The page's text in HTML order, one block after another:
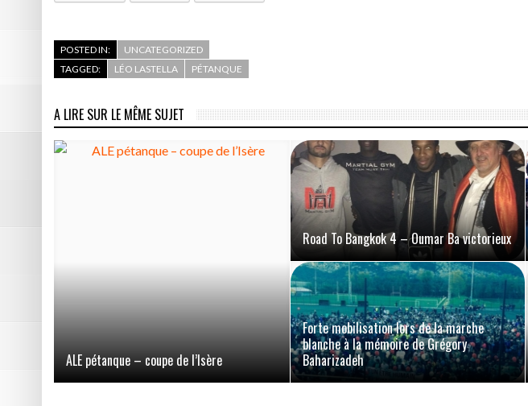
POSTED IN:
UNCATEGORIZED
TAGGED:
LÉO LASTELLA PÉTANQUE
A LIRE SUR LE MÊME SUJET
ALE pétanque – coupe de l’Isère
Road To Bangkok 4 – Oumar Ba victorieux
Forte mobilisation lors de la marche
blanche à la mémoire de Grégory
Baharizadeh